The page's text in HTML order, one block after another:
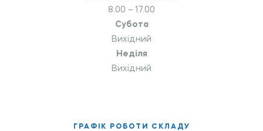
8.00 – 17.00
Субота
Вихідний
Неділя
Вихідний
ГРАФІК РОБОТИ СКЛАДУ